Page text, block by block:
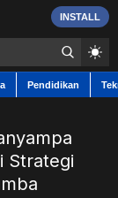
INSTALL
Pendidikan
Strategi